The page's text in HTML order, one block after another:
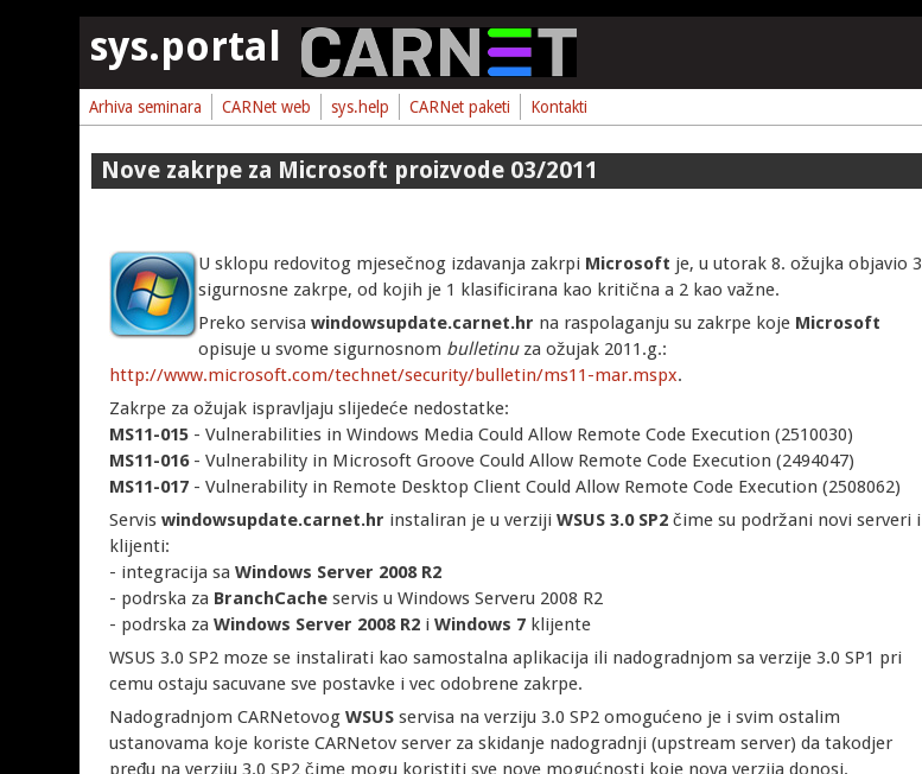
sys.portal
Arhiva seminara CARNet web sys.help CARNet paketi Kontakti
Nove zakrpe za Microsoft proizvode 03/2011
U sklopu redovitog mjesečnog izdavanja zakrpi Microsoft je, u utorak 8. ožujka objavio 3
sigurnosne zakrpe, od kojih je 1 klasificirana kao kritična a 2 kao važne.
Preko servisawindowsupdate.carnet.hr na raspolaganju su zakrpe koje Microsoft
opisuje u svome sigurnosnom bulletinuza ožujak 2011.g.:
http://www.microsoft.com/technet/security/bulletin/ms11-mar.mspx.
Zakrpe za ožujak ispravljaju slijedeće nedostatke:
MS11-015 - Vulnerabilities in Windows Media Could Allow Remote Code Execution (2510030)
MS11-016- Vulnerability in Microsoft Groove Could Allow Remote Code Execution (2494047)
MS11-017 - Vulnerability in Remote Desktop Client Could Allow Remote Code Execution (2508062)
Serviswindowsupdate.carnet.hr instaliran je u verzijiWSUS 3.0 SP2 čime su podržani novi serveri i
klijenti:
- integracija saWindows Server 2008 R2
- podrska za BranchCache servis u Windows Serveru 2008 R2
- podrska zaWindows Server 2008 R2 iWindows 7 klijente
WSUS 3.0 SP2 moze se instalirati kao samostalna aplikacija ili nadogradnjom sa verzije 3.0 SP1 pri
cemu ostaju sacuvane sve postavke i vec odobrene zakrpe.
Nadogradnjom CARNetovogWSUS servisa na verziju 3.0 SP2 omogućeno je i svim ostalim
ustanovama koje koriste CARNetov server za skidanje nadogradnji (upstream server) da takodjer
pređu na verziju 3.0 SP2 čime mogu koristiti sve nove mogućnosti koje nova verzija donosi.